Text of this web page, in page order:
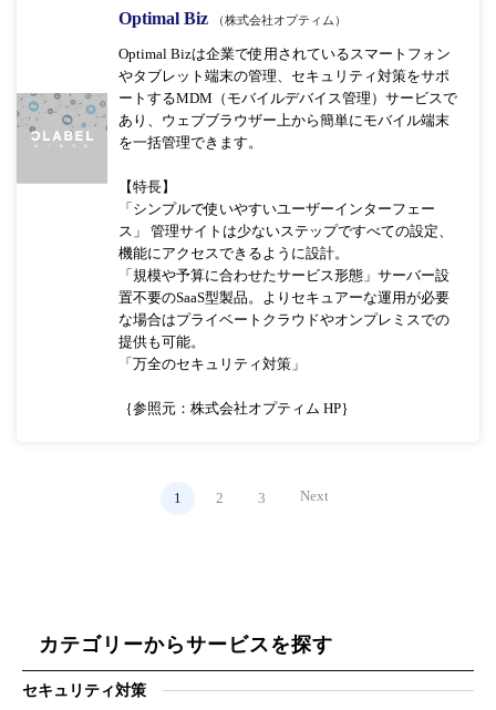
Optimal Biz （株式会社オプティム）
Optimal Bizは企業で使用されているスマートフォン
やタブレット端末の管理、セキュリティ対策をサポ
ートするMDM（モバイルデバイス管理）サービスで
あり、ウェブブラウザー上から簡単にモバイル端末
を一括管理できます。
【特長】
「シンプルで使いやすいユーザーインターフェー
ス」 管理サイトは少ないステップですべての設定、
機能にアクセスできるように設計。
「規模や予算に合わせたサービス形態」サーバー設
置不要のSaaS型製品。よりセキュアーな運用が必要
な場合はプライベートクラウドやオンプレミスでの
提供も可能。
「万全のセキュリティ対策」
｛参照元：株式会社オプティム HP｝
1 2 3 Next
カテゴリーからサービスを探す
セキュリティ対策